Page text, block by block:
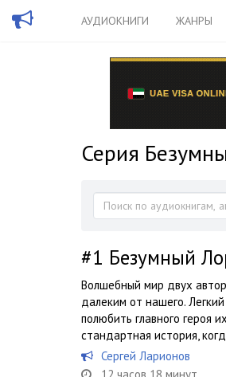
АУДИОКНИГИ ЖАНРЫ
Серия
#1 Безумный
Волшебный мир двух
далеким от нашего.
полюбить главного героя
стандартная история,
Сергей Ларионов